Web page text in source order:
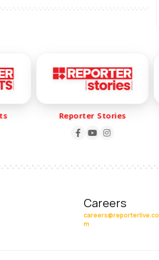
Reporter Stories
Careers
careers@reporterlive.co
m